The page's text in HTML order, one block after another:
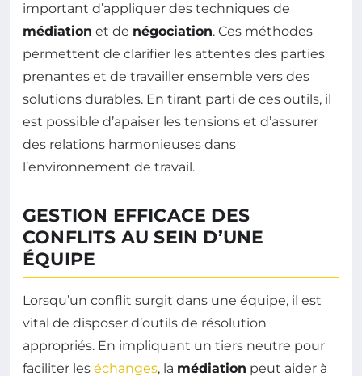
important d’appliquer des techniques de
médiation et de négociation. Ces méthodes
permettent de clarifier les attentes des parties
prenantes et de travailler ensemble vers des
solutions durables. En tirant parti de ces outils, il
est possible d’apaiser les tensions et d’assurer
des relations harmonieuses dans
l’environnement de travail.
GESTION EFFICACE DES
CONFLITS AU SEIN D’UNE
ÉQUIPE
Lorsqu’un conflit surgit dans une équipe, il est
vital de disposer d’outils de résolution
appropriés. En impliquant un tiers neutre pour
faciliter les échanges, la médiation peut aider à